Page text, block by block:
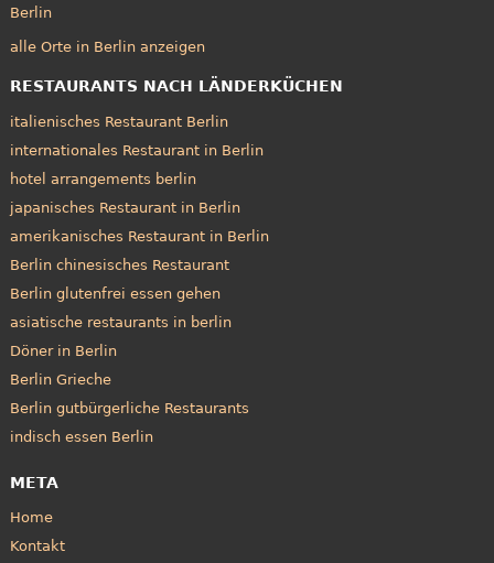
Berlin
alle Orte in Berlin anzeigen
RESTAURANTS NACH LÄNDERKÜCHEN
italienisches Restaurant Berlin
internationales Restaurant in Berlin
hotel arrangements berlin
japanisches Restaurant in Berlin
amerikanisches Restaurant in Berlin
Berlin chinesisches Restaurant
Berlin glutenfrei essen gehen
asiatische restaurants in berlin
Döner in Berlin
Berlin Grieche
Berlin gutbürgerliche Restaurants
indisch essen Berlin
META
Home
Kontakt